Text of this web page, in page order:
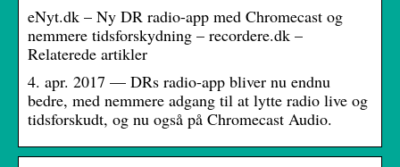
eNyt.dk – Ny DR radio-app med Chromecast og
nemmere tidsforskydning – recordere.dk –
Relaterede artikler
4. apr. 2017 — DRs radio-app bliver nu endnu
bedre, med nemmere adgang til at lytte radio live og
tidsforskudt, og nu også på Chromecast Audio.